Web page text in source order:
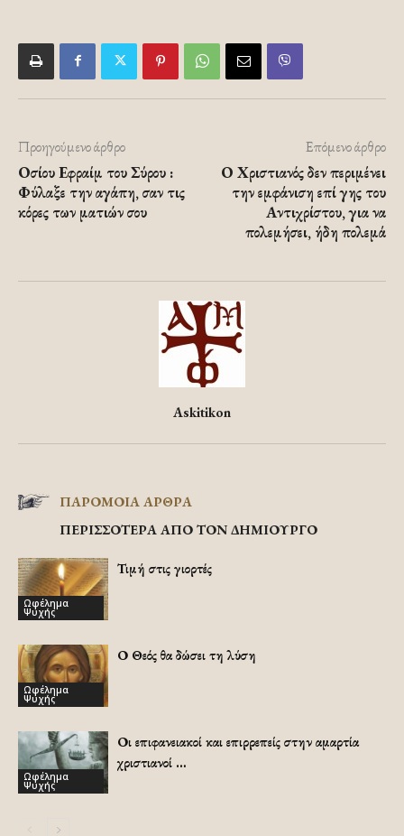
Προηγούμενο άρθρο
Οσίου Εφραίμ του Σύρου :
Φύλαξε την αγάπη, σαν τις
κόρες των ματιών σου
Επόμενο άρθρο
Ο Χριστιανός δεν περιμένει
την εμφάνιση επί γης του
Αντιχρίστου, για να
πολεμήσει, ήδη πολεμά
Askitikon
ΠΑΡΟΜΟΙΑ ΑΡΘΡΑ
ΠΕΡΙΣΣΟΤΕΡΑ ΑΠΟ ΤΟΝ ΔΗΜΙΟΥΡΓΟ
Ωφέλημα
Ψυχής
Τιμή στις γιορτές
Ωφέλημα
Ψυχής
Ο Θεός θα δώσει τη λύση
Ωφέλημα
Ψυχής
Οι επιφανειακοί και επιρρεπείς στην αμαρτία
χριστιανοί …